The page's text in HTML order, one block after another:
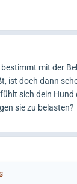
mit der
ist doch dann
sich dein Hund
sie zu belasten?